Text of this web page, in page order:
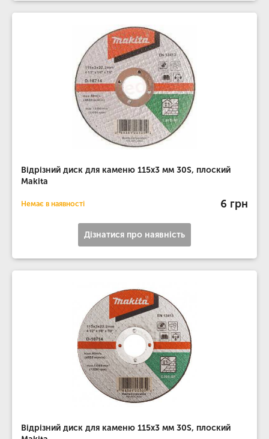
Відрізний диск для каменю 115х3 мм 30S, плоский
Makita
Немає в наявності 6 грн
Дізнатися про наявність
Відрізний диск для каменю 115х3 мм 30S, плоский